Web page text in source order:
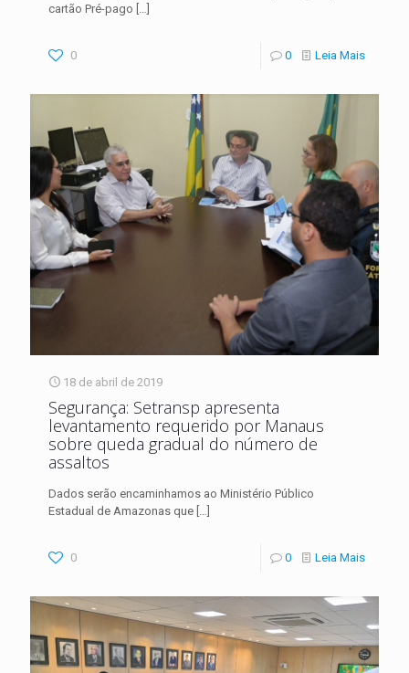
cartão Pré-pago […]
0 0 Leia Mais
18 de abril de 2019
Segurança: Setransp apresenta
levantamento requerido por Manaus
sobre queda gradual do número de
assaltos
Dados serão encaminhamos ao Ministério Público
Estadual de Amazonas que […]
0 0 Leia Mais